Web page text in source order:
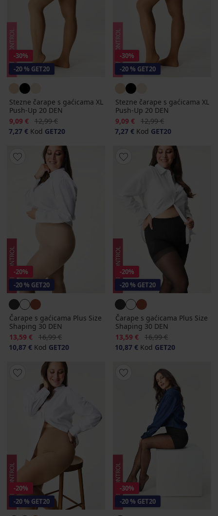
-30%
-20 % GET20
Stezne čarape s gaćicama XL
Push-Up 20 DEN
Popust
9,09 € Prvobitna cijena
12,99 €
7,27 € Kod GET20
-30%
-20 % GET20
Stezne čarape s gaćicama XL
Push-Up 20 DEN
Popust
9,09 € Prvobitna cijena
12,99 €
7,27 € Kod GET20
-20%
-20 % GET20
Čarape s gaćicama Plus Size
Shaping 30 DEN
Popust
13,59 € Prvobitna cijena
16,99 €
10,87 € Kod GET20
-20%
-20 % GET20
Čarape s gaćicama Plus Size
Shaping 30 DEN
Popust
13,59 € Prvobitna cijena
16,99 €
10,87 € Kod GET20
-20%
-20 % GET20
-30%
-20 % GET20